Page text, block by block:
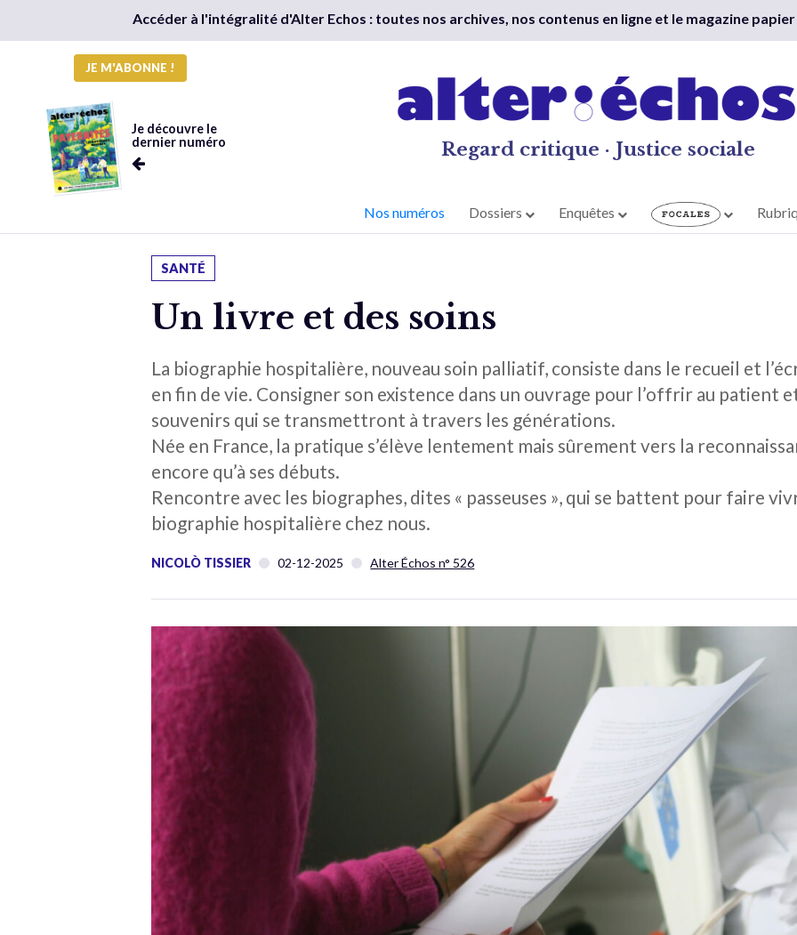
Accéder à l'intégralité d'Alter Echos : toutes nos archives, nos contenus en ligne et le magazine
JE M'ABONNE !
Je découvre le
dernier numéro
Regard critique · Justice sociale
Nos numéros Dossiers Enquêtes
SANTÉ
Un livre et des soins
La biographie hospitalière, nouveau soin palliatif, consiste dans le recueil et
en fin de vie. Consigner son existence dans un ouvrage pour l’offrir au patient
souvenirs qui se transmettront à travers les générations.
Née en France, la pratique s’élève lentement mais sûrement vers la
encore qu’à ses débuts.
Rencontre avec les biographes, dites « passeuses », qui se battent pour faire
biographie hospitalière chez nous.
NICOLÒ TISSIER 02-12-2025 Alter Échos n° 526